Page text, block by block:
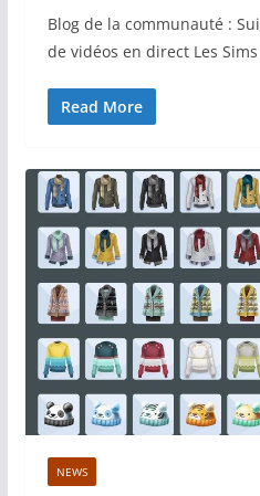
Blog de la communauté :
de vidéos en direct Les
Read More
NEWS